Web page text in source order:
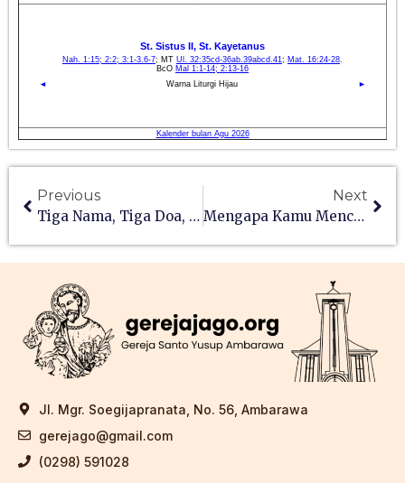
Previous
Tiga Nama, Tiga Doa, Menyongsong Natal (3)
Next
Mengapa Kamu Mencari Aku
Jl. Mgr. Soegijapranata, No. 56, Ambarawa
gerejago@gmail.com
(0298) 591028